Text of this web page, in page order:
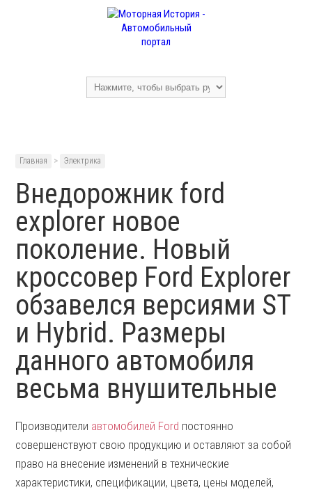
Главная > Электрика
Внедорожник ford
explorer новое
поколение. Новый
кроссовер Ford Explorer
обзавелся версиями ST
и Hybrid. Размеры
данного автомобиля
весьма внушительные
Производители автомобилей Ford постоянно
совершенствуют свою продукцию и оставляют за собой
право на внесение изменений в технические
характеристики, спецификации, цвета, цены моделей,